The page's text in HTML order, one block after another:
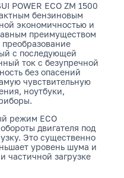
POWER ECO ZM 1500
бензиновым
экономичностью и
преимуществом
преобразование
с последующей
ток с безупречной
без опасений
чувствительную
ноутбуки,
режим ECO
двигателя под
Это существенно
уровень шума и
частичной загрузке